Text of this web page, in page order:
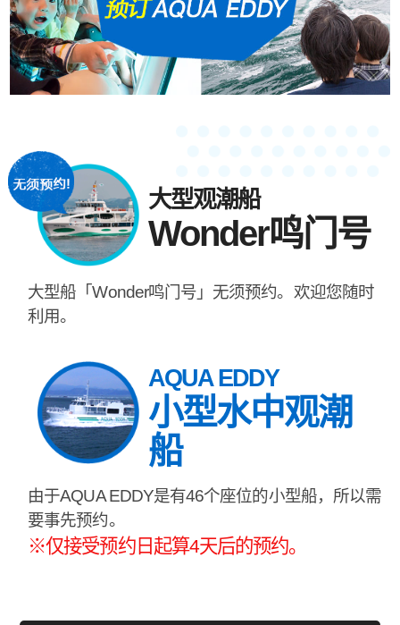
大型观潮船
Wonder鸣门号
大型船「Wonder鸣门号」无须预约。欢迎您随时
利用。
AQUA EDDY
小型水中观潮
船
由于AQUA EDDY是有46个座位的小型船，所以需
要事先预约。
※仅接受预约日起算4天后的预约。